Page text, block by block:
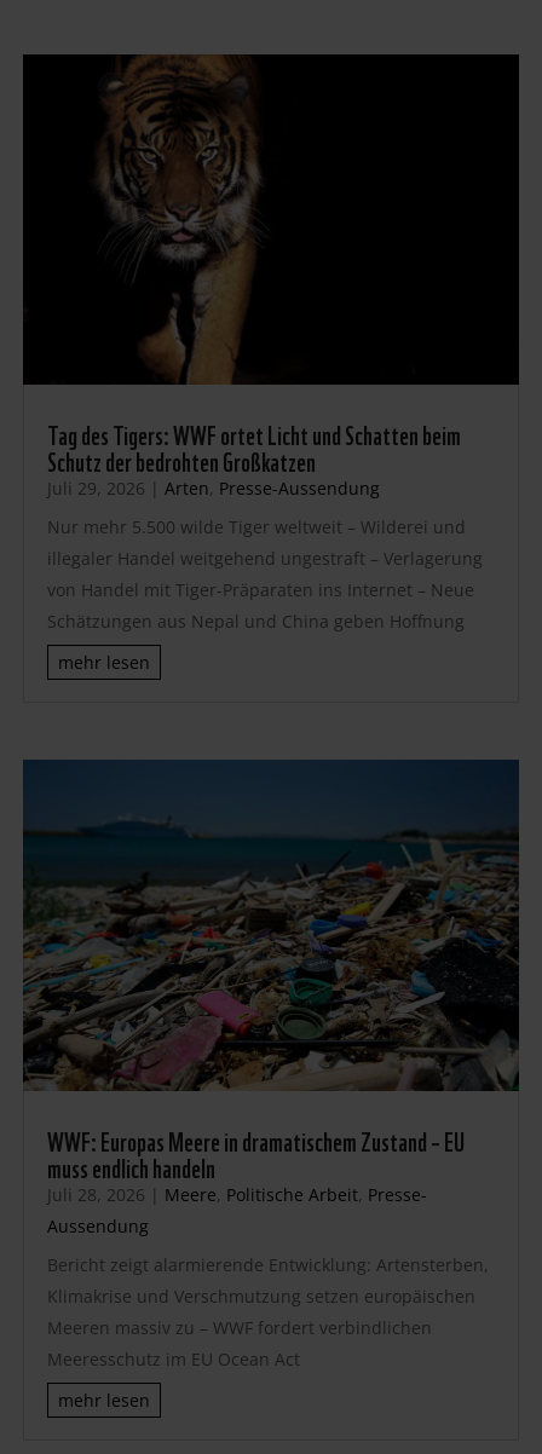
Tag des Tigers: WWF ortet Licht und Schatten beim
Schutz der bedrohten Großkatzen
Juli 29, 2026 | Arten, Presse-Aussendung
Nur mehr 5.500 wilde Tiger weltweit – Wilderei und
illegaler Handel weitgehend ungestraft – Verlagerung
von Handel mit Tiger-Präparaten ins Internet – Neue
Schätzungen aus Nepal und China geben Hoffnung
mehr lesen
WWF: Europas Meere in dramatischem Zustand – EU
muss endlich handeln
Juli 28, 2026 | Meere, Politische Arbeit, Presse-
Aussendung
Bericht zeigt alarmierende Entwicklung: Artensterben,
Klimakrise und Verschmutzung setzen europäischen
Meeren massiv zu – WWF fordert verbindlichen
Meeresschutz im EU Ocean Act
mehr lesen